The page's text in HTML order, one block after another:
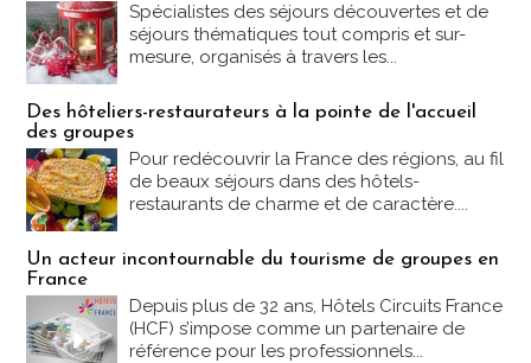
Spécialistes des séjours découvertes et de
séjours thématiques tout compris et sur-
mesure, organisés à travers les...
Des hôteliers-restaurateurs à la pointe de l'accueil
des groupes
Pour redécouvrir la France des régions, au fil
de beaux séjours dans des hôtels-
restaurants de charme et de caractère....
Un acteur incontournable du tourisme de groupes en
France
Depuis plus de 32 ans, Hôtels Circuits France
(HCF) s’impose comme un partenaire de
référence pour les professionnels...